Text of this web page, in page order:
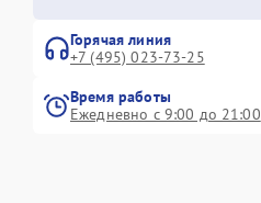
Горячая линия
+7 (495) 023-73-25
Время работы
Ежедневно с 9:00 до 21:00